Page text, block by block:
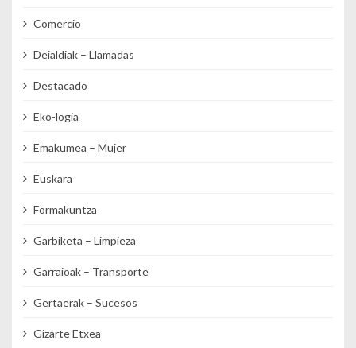
Comercio
Deialdiak – Llamadas
Destacado
Eko-logia
Emakumea – Mujer
Euskara
Formakuntza
Garbiketa – Limpieza
Garraioak – Transporte
Gertaerak – Sucesos
Gizarte Etxea